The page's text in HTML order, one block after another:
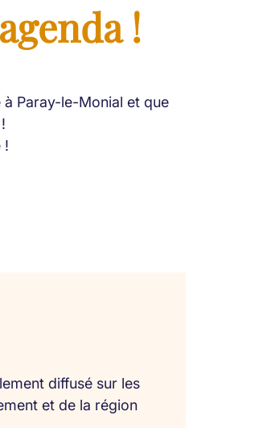
!
Paray-le-Monial et que
!
diffusé sur les
et de la région